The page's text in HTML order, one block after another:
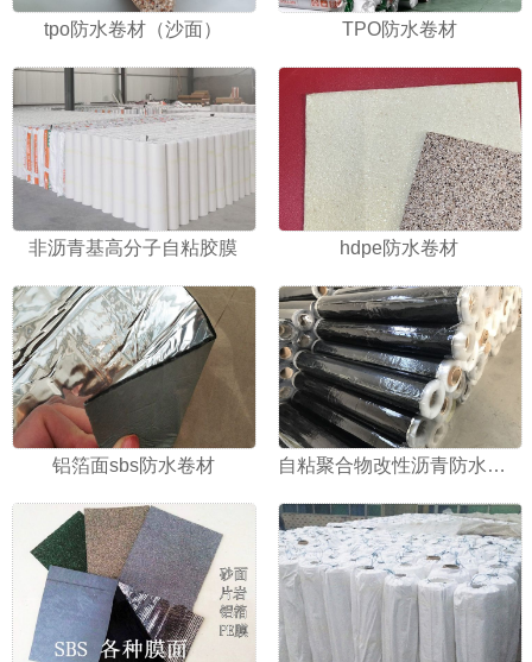
tpo防水卷材（沙面） TPO防水卷材
非沥青基高分子自粘胶膜 hdpe防水卷材
铝箔面sbs防水卷材 自粘聚合物改性沥青防水卷材